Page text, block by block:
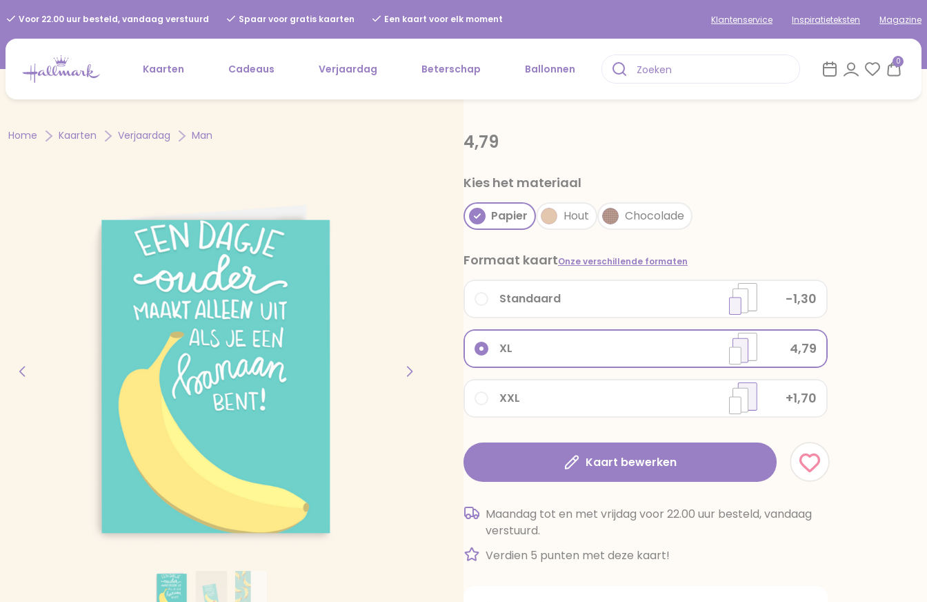
Voor 22.00 uur besteld, vandaag verstuurd Spaar voor gratis kaarten Een kaart voor elk moment Klantenservice Inspiratieteksten Magazine
Kaarten Cadeaus Verjaardag Beterschap Ballonnen
0
Home Kaarten Verjaardag Man 4,79
Kies het materiaal
Papier Hout Chocolade
Formaat kaartOnze verschillende formaten
XXL +1,70
XL 4,79
Standaard -1,30
Kaart bewerken
Maandag tot en met vrijdag voor 22.00 uur besteld, vandaag
verstuurd.
Verdien 5 punten met deze kaart!